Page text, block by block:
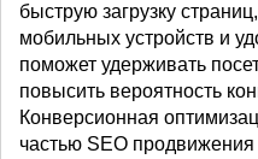
быструю загрузку
мобильных устройств и
поможет удерживать
повысить вероятность
Конверсионная
частью SEO